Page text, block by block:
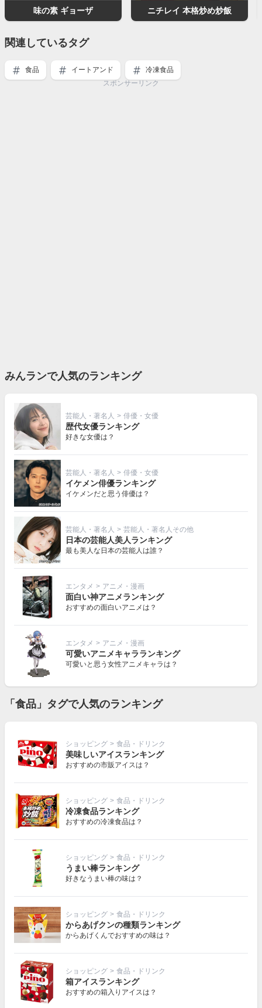
味の素 ギョーザ ニチレイ 本格炒め炒飯
関連しているタグ
食品 イートアンド
冷凍食品
スポンサーリンク
みんランで人気のランキング
芸能人・著名人 > 俳優・女優
歴代女優ランキング
好きな女優は？
芸能人・著名人 > 俳優・女優
イケメン俳優ランキング
イケメンだと思う俳優は？
芸能人・著名人 > 芸能人・著名人その他
日本の芸能人美人ランキング
最も美人な日本の芸能人は誰？
エンタメ > アニメ・漫画
面白い神アニメランキング
おすすめの面白いアニメは？
エンタメ > アニメ・漫画
可愛いアニメキャラランキング
可愛いと思う女性アニメキャラは？
「食品」タグで人気のランキング
ショッピング > 食品・ドリンク
美味しいアイスランキング
おすすめの市販アイスは？
ショッピング > 食品・ドリンク
冷凍食品ランキング
おすすめの冷凍食品は？
ショッピング > 食品・ドリンク
うまい棒ランキング
好きなうまい棒の味は？
ショッピング > 食品・ドリンク
からあげクンの種類ランキング
からあげくんでおすすめの味は？
ショッピング > 食品・ドリンク
箱アイスランキング
おすすめの箱入りアイスは？